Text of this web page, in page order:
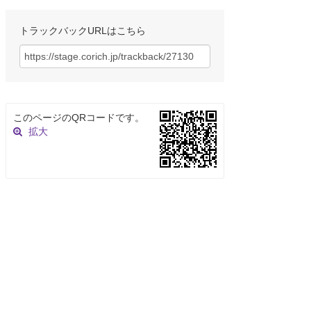
トラックバックURLはこちら
このページのQRコードです。
拡大